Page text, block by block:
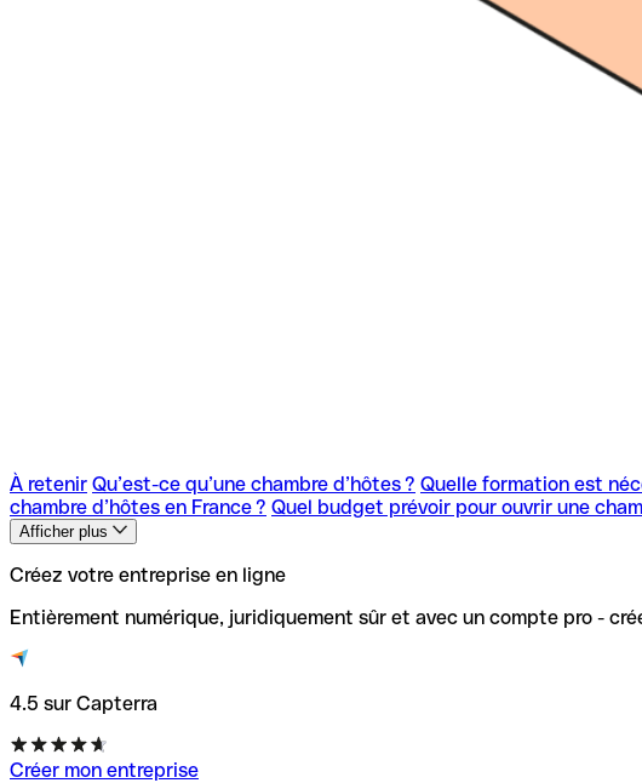
À retenir Qu’est-ce qu’une chambre d’hôtes ? Quelle formation est
chambre d’hôtes en France ? Quel budget prévoir pour ouvrir une
Afficher plus
Créez votre entreprise en ligne
Entièrement numérique, juridiquement sûr et avec un compte pro -
4.5 sur Capterra
Créer mon entreprise